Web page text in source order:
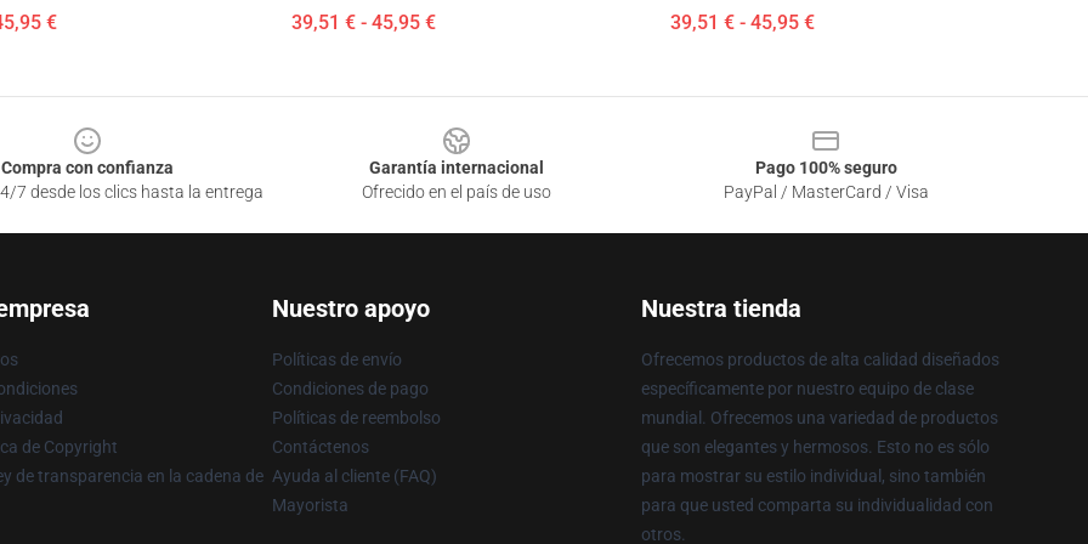
€ 39,51 € - 45,95 € 39,51 € - 45,95 €
Compra con confianza
7 desde los clics hasta la entrega
Garantía internacional
Ofrecido en el país de uso
Pago 100% seguro
PayPal / MasterCard / Visa
de Copyright
de transparencia en la cadena de
Nuestro apoyo
Políticas de envío
Condiciones de pago
Políticas de reembolso
Contáctenos
Ayuda al cliente (FAQ)
Mayorista
Nuestra tienda
Ofrecemos productos de alta calidad diseñados
específicamente por nuestro equipo de clase
mundial. Ofrecemos una variedad de productos
que son elegantes y hermosos. Esto no es sólo
para mostrar su estilo individual, sino también
para que usted comparta su individualidad con
otros.